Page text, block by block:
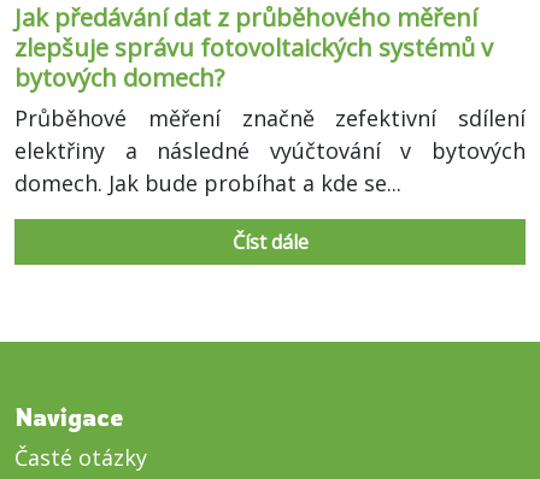
Jak předávání dat z průběhového měření
zlepšuje správu fotovoltaických systémů v
bytových domech?
Průběhové měření značně zefektivní sdílení
elektřiny a následné vyúčtování v bytových
domech. Jak bude probíhat a kde se...
Číst dále
Navigace
Časté otázky